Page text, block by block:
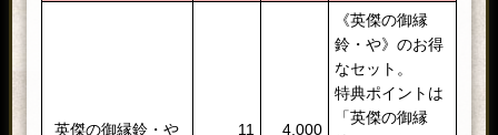
英傑の御縁鈴・や 11 4,000
《英傑の御縁
鈴・や》のお得
なセット。
特典ポイントは
「英傑の御縁